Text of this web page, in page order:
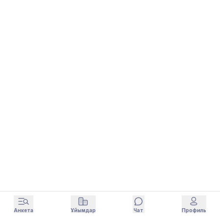
Анкета Ұйымдар Чат Профиль